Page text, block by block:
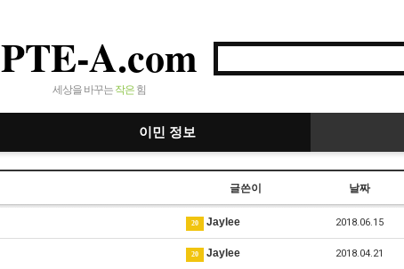
PTE-A.com
세상을 바꾸는 작은 힘
이민 정보
글쓴이 날짜
20 Jaylee 2018.06.15
20 Jaylee 2018.04.21